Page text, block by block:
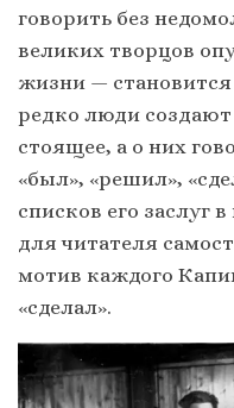
говорить без
великих творцов
жизни —
редко люди создают
стоящее, а о них
«был», «решил»,
списков его заслуг
для читателя
мотив каждого
«сделал».